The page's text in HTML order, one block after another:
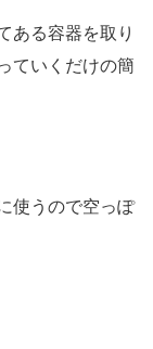
ある容器を取り
ていくだけの簡
使うので空っぽ